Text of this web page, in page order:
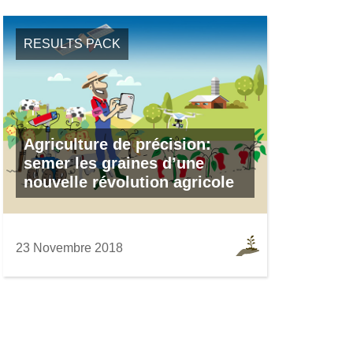
RESULTS PACK
Agriculture de précision:
semer les graines d’une
nouvelle révolution agricole
23 Novembre 2018